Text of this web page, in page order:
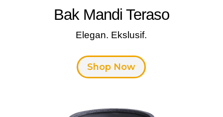
Bak Mandi Teraso
Elegan. Ekslusif.
Shop Now